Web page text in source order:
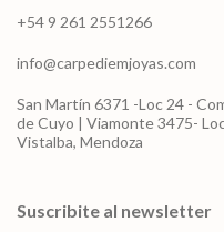
+54 9 261 2551266
info@carpediemjoyas.com
San Martín 6371 -Loc 24 -
de Cuyo | Viamonte 3475-
Vistalba, Mendoza
Suscribite al newsletter